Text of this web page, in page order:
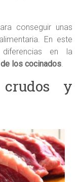
conseguir unas
En este
en la
los cocinados.
crudos y